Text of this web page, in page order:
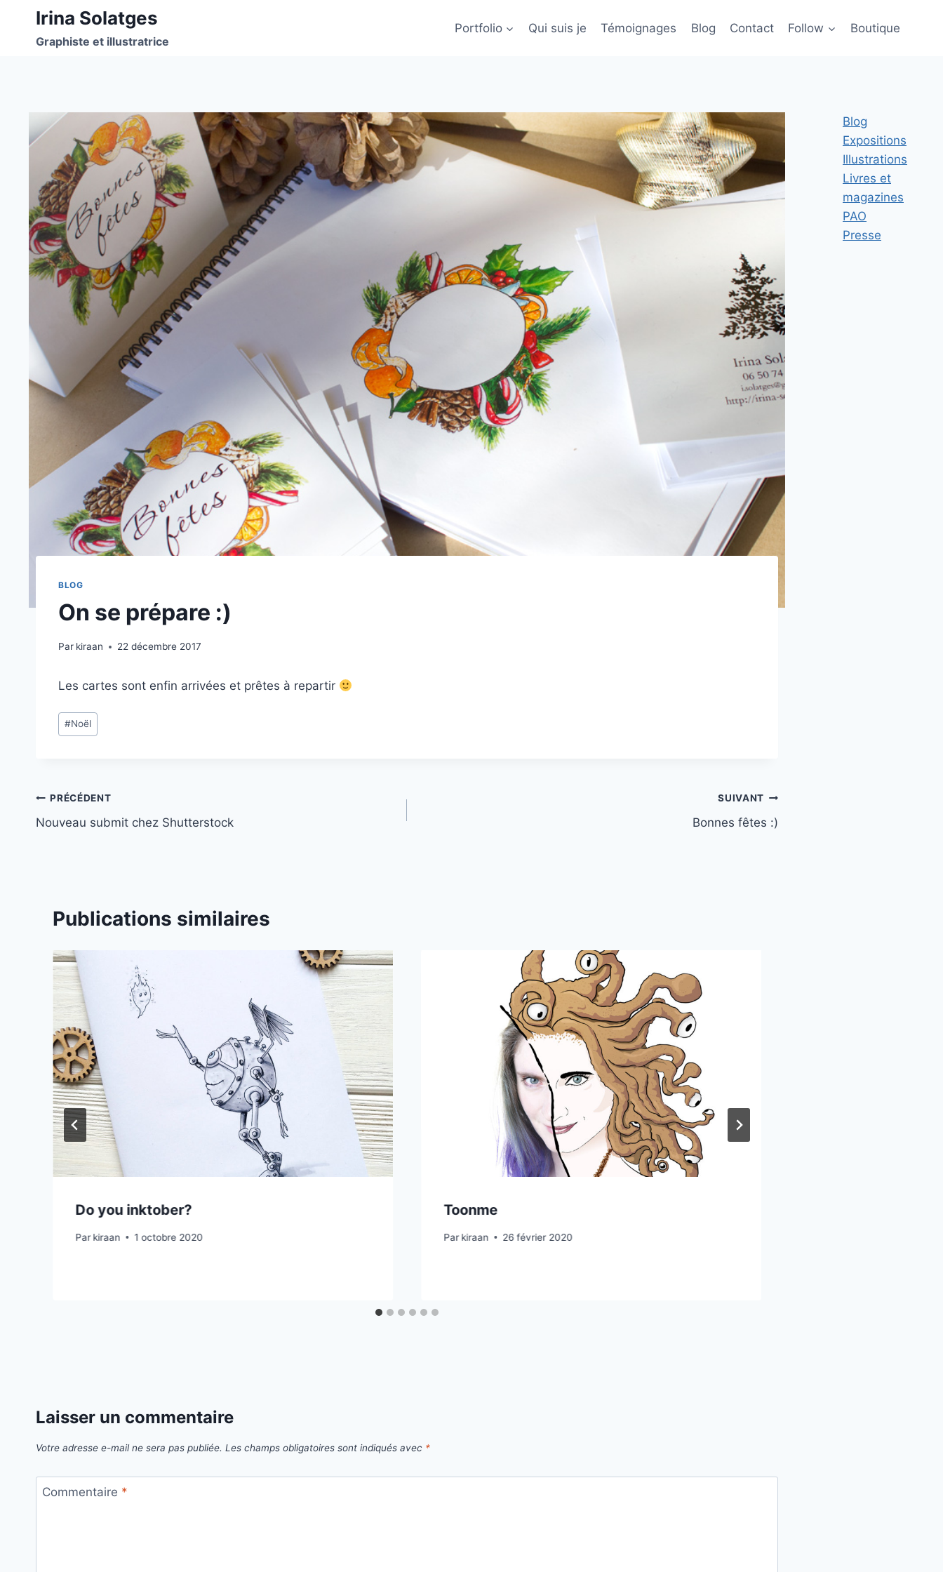
contenu
Irina Solatges
Graphiste et illustratrice
Portfolio Qui suis je Témoignages Blog Contact Follow Boutique
BLOG
On se prépare :)
Par kiraan 22 décembre 2017
Les cartes sont enfin arrivées et prêtes à repartir
Étiquettes
de
#Noël
Navigation
de
PRÉCÉDENT
Nouveau submit chez Shutterstock
SUIVANT
Bonnes fêtes :)
Publications similaires
Do you inktober?
Par kiraan 1 octobre 2020
Toonme
Par kiraan 26 février 2020
Laisser un commentaire
Votre adresse e-mail ne sera pas publiée. Les champs obligatoires sont indiqués avec *
Commentaire *
Blog
Expositions
Illustrations
Livres et
magazines
PAO
Presse